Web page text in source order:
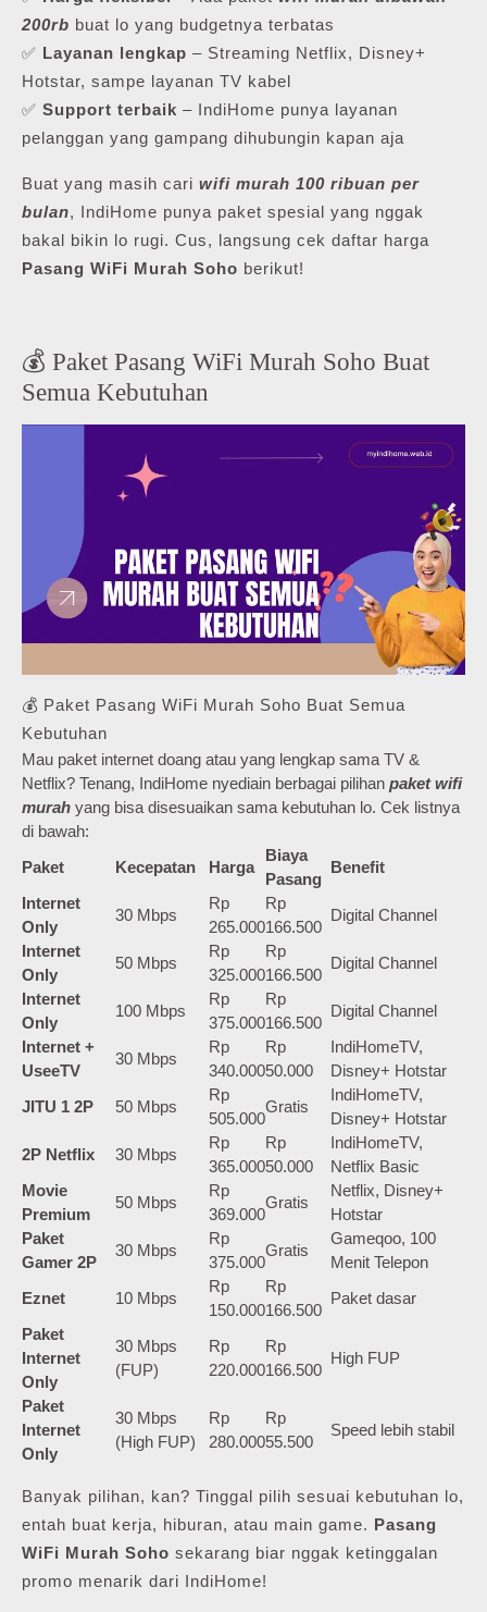
200rb buat lo yang budgetnya terbatas
✅ Layanan lengkap – Streaming Netflix, Disney+
Hotstar, sampe layanan TV kabel
✅ Support terbaik – IndiHome punya layanan
pelanggan yang gampang dihubungin kapan aja
Buat yang masih cari wifi murah 100 ribuan per
bulan, IndiHome punya paket spesial yang nggak
bakal bikin lo rugi. Cus, langsung cek daftar harga
Pasang WiFi Murah Soho berikut!
💰 Paket Pasang WiFi Murah Soho Buat
Semua Kebutuhan
💰 Paket Pasang WiFi Murah Soho Buat Semua
Kebutuhan
Mau paket internet doang atau yang lengkap sama TV &
Netflix? Tenang, IndiHome nyediain berbagai pilihan paket wifi
murah yang bisa disesuaikan sama kebutuhan lo. Cek listnya
di bawah:
Paket
Kecepatan Harga
Biaya
Pasang
Benefit
Internet
Only
30 Mbps
Rp
265.000
Rp
166.500
Digital Channel
Internet
Only
50 Mbps
Rp
325.000
Rp
166.500
Digital Channel
Internet
Only
100 Mbps
Rp
375.000
Rp
166.500
Digital Channel
Internet +
UseeTV
30 Mbps
Rp
340.000
Rp
50.000
IndiHomeTV,
Disney+ Hotstar
JITU 1 2P
50 Mbps
Rp
505.000
Gratis
IndiHomeTV,
Disney+ Hotstar
2P Netflix
30 Mbps
Rp
365.000
Rp
50.000
IndiHomeTV,
Netflix Basic
Movie
Premium
50 Mbps
Rp
369.000
Gratis
Netflix, Disney+
Hotstar
Paket
Gamer 2P
30 Mbps
Rp
375.000
Gratis
Gameqoo, 100
Menit Telepon
Eznet
10 Mbps
Rp
150.000
Rp
166.500
Paket dasar
Paket
Internet
Only
30 Mbps
(FUP)
Rp
220.000
Rp
166.500
High FUP
Paket
Internet
Only
30 Mbps
(High FUP)
Rp
280.000
Rp
55.500
Speed lebih stabil
Banyak pilihan, kan? Tinggal pilih sesuai kebutuhan lo,
entah buat kerja, hiburan, atau main game. Pasang
WiFi Murah Soho sekarang biar nggak ketinggalan
promo menarik dari IndiHome!